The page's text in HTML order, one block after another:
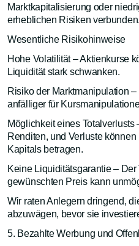
Marktkapitalisierung oder
erheblichen Risiken verbunden.
Wesentliche Risikohinweise
Hohe Volatilität – Aktienkurse
Liquidität stark schwanken.
Risiko der Marktmanipulation
anfälliger für
Möglichkeit eines Totalverlusts
Renditen, und Verluste
Kapitals betragen.
Keine Liquiditätsgarantie –
gewünschten Preis kann
Wir raten Anlegern dringend,
abzuwägen, bevor sie
5. Bezahlte Werbung und